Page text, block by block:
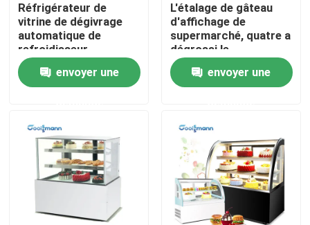
Maison
Produits
Au sujet de nous
Réfrigérateur de
vitrine de dégivrage
automatique de
refroidisseur
d'affichage de gâteau
de double porte
coulissante
envoyer une
L'étalage de gâteau
d'affichage de
supermarché, quatre a
dégrossi le
refroidisseur en verre
d'affichage de dessert
envoyer une